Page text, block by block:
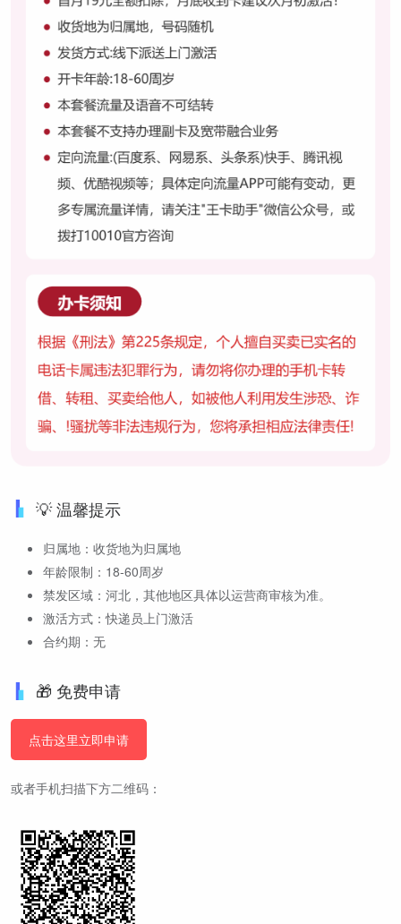
💡 温馨提示
归属地：收货地为归属地
年龄限制：18-60周岁
禁发区域：河北，其他地区具体以运营商审核为准。
激活方式：快递员上门激活
合约期：无
🎁 免费申请
点击这里立即申请
或者手机扫描下方二维码：